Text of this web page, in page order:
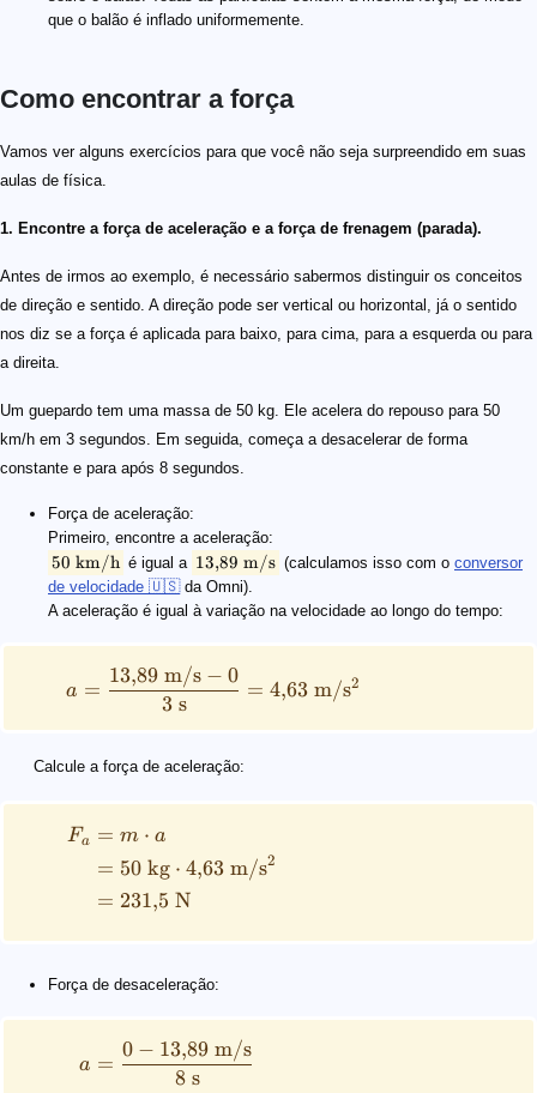
que o balão é inflado uniformemente.
Como encontrar a força
Vamos ver alguns exercícios para que você não seja surpreendido em suas
aulas de física.
1. Encontre a força de aceleração e a força de frenagem (parada).
Antes de irmos ao exemplo, é necessário sabermos distinguir os conceitos
de direção e sentido. A direção pode ser vertical ou horizontal, já o sentido
nos diz se a força é aplicada para baixo, para cima, para a esquerda ou para
a direita.
Um guepardo tem uma massa de 50 kg. Ele acelera do repouso para 50
km/h em 3 segundos. Em seguida, começa a desacelerar de forma
constante e para após 8 segundos.
Força de aceleração:
Primeiro, encontre a aceleração:
\small 50 \space \text{km/h}
50 km/h é igual a
\small 13{,}89 \space \text{m/s}
13,89 m/s (calculamos isso com o conversor
de velocidade 🇺🇸da Omni).
A aceleração é igual à variação na velocidade ao longo do tempo:
\qquad a = \frac{13{,}89\space {\rm m/s} - 0}{
a =
3 s
13,89 m/s − 0
= 4,63 m/s2
Calcule a força de aceleração:
\qquad \begin{split} F_a &= m \cdot a\\ &= 50
Fa = m ⋅ a
= 50 kg ⋅ 4,63 m/s2
= 231,5 N
Força de desaceleração:
\qquad \begin{split} a &= \frac{0 - 13{,}89\space
a =
8 s
0 − 13,89 m/s
\small \bold{ m = 2 \space kg}
\small \bold{8\ \rm{m/s^2}}
\qquad \begin{split} F_1 &= 2 \space {\rm kg} \cdot